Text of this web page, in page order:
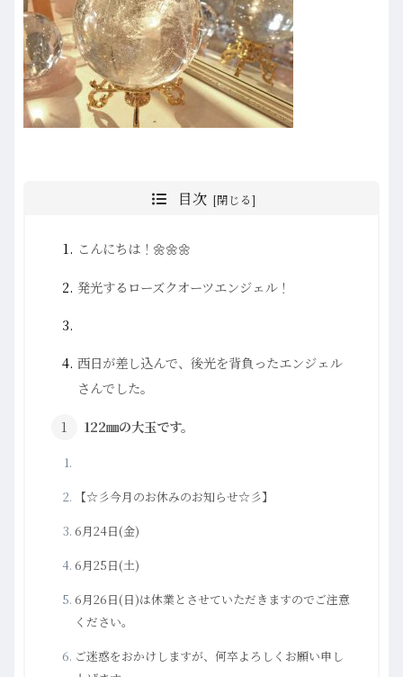
目次
こんにちは！🌼🌼🌼
発光するローズクオーツエンジェル！
西日が差し込んで、後光を背負ったエンジェル
さんでした。
122㎜の大玉です。
【☆彡今月のお休みのお知らせ☆彡】
6月24日(金)
6月25日(土)
6月26日(日)は休業とさせていただきますのでご注意
ください。
ご迷惑をおかけしますが、何卒よろしくお願い申し